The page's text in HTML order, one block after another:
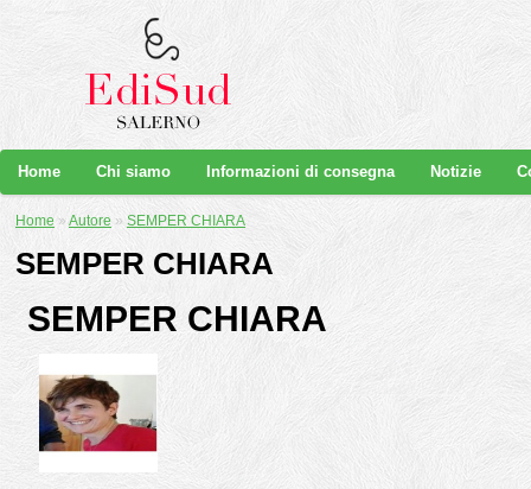
Home Chi siamo Informazioni di consegna Notizie
Home » Autore » SEMPER CHIARA
SEMPER CHIARA
SEMPER CHIARA